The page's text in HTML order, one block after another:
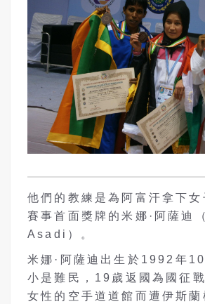
他們的教練是為阿富汗拿下女
賽事首面獎牌的米娜·阿薩迪
Asadi）。
米娜·阿薩迪出生於1992年
小是難民，19歲返國為國征
女性的空手道道館而遭伊斯蘭